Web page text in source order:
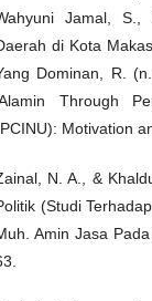
Jamal, S.,
di Kota
Dominan, R.
Through
Motivation
N. A., &
(Studi
Amin Jasa